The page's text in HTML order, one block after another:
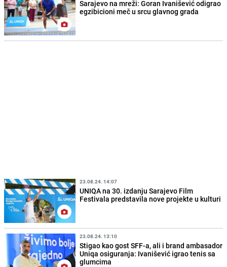
Sarajevo na mreži: Goran Ivanišević odigrao
egzibicioni meč u srcu glavnog grada
23.08.24. 14:07
UNIQA na 30. izdanju Sarajevo Film
Festivala predstavila nove projekte u kulturi
23.08.24. 13:10
Stigao kao gost SFF-a, ali i brand ambasador
Uniqa osiguranja: Ivanišević igrao tenis sa
glumcima